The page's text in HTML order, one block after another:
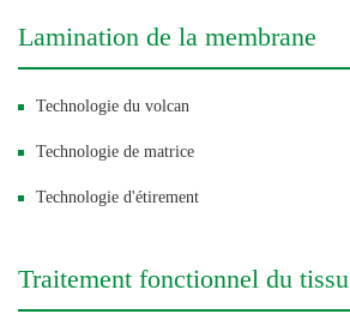
Lamination de la membrane
Technologie du volcan
Technologie de matrice
Technologie d'étirement
Traitement fonctionnel du tissu